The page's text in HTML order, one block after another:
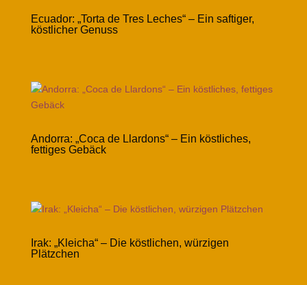
Ecuador: „Torta de Tres Leches“ – Ein saftiger,
köstlicher Genuss
Andorra: „Coca de Llardons“ – Ein köstliches,
fettiges Gebäck
Irak: „Kleicha“ – Die köstlichen, würzigen
Plätzchen